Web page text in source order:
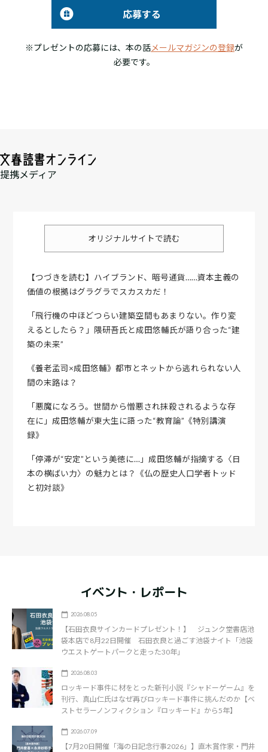
応募する
※プレゼントの応募には、本の話メールマガジンの登録が
必要です。
提携メディア
オリジナルサイトで読む
【つづきを読む】ハイブランド、暗号通貨……資本主義の
価値の根拠はグラグラでスカスカだ！
「飛行機の中ほどつらい建築空間もあまりない。作り変
えるとしたら？」隈研吾氏と成田悠輔氏が語り合った“建
築の未来”
《養老孟司×成田悠輔》都市とネットから逃れられない人
間の末路は？
「悪魔になろう。世間から憎悪され抹殺されるような存
在に」成田悠輔が東大生に語った“教育論”《特別講演
録》
「停滞が“安定”という美徳に…」成田悠輔が指摘する〈日
本の横ばい力〉の魅力とは？《仏の歴史人口学者トッド
と初対談》
イベント・レポート
2026.08.05
【石田衣良サインカードプレゼント！】 ジュンク堂書店池
袋本店で8月22日開催 石田衣良と過ごす池袋ナイト「池袋
ウエストゲートパークと走った30年」
2026.08.03
ロッキード事件に材をとった新刊小説『シャドーゲーム』を
刊行、真山仁氏はなぜ再びロッキード事件に挑んだのか【ベ
ストセラーノンフィクション『ロッキード』から5年】
2026.07.09
【7月20日開催「海の日記念行事2026」】直木賞作家・門井